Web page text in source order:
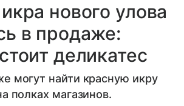
нового улова
в продаже:
деликатес
могут найти красную икру
полках магазинов.